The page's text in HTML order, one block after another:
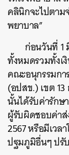
คลินิกจะไปตาม
พยาบาล”
ก่อนวันที่ 1
ทั้งหมดรวมทั้งเ
คณะอนุกรรมก
(อปสข.) เขต
นั้นได้รับค่ารักษ
ผู้รับผิดชอบค่า
2567 หรือมีเว
ปฐมภูมิอื่นๆ ปรั